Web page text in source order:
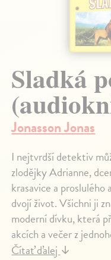
Sladká
Jonasson Jonas
I nejtvrdší detektiv
zlodějky Adrianne,
krasavice a proslulého
dvojí život. Všichni ji
moderní dívku, která
akcích a večer z
Čítať ďalej↓